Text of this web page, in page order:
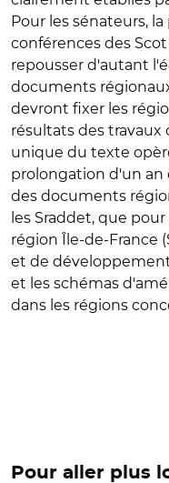
Pour les sénateurs,
conférences des
repousser d'autant
documents
devront fixer les
résultats des travaux
unique du texte
prolongation d'un an
des documents
les Sraddet, que
région Île-de-France
et de
et les schémas
dans les régions
Pour aller plus